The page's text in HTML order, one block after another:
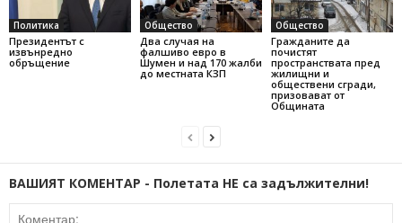
Политика
Президентът с
извънредно
обръщение
Общество
Два случая на
фалшиво евро в
Шумен и над 170 жалби
до местната КЗП
Общество
Гражданите да
почистят
пространствата пред
жилищни и
обществени сгради,
призовават от
Общината
ВАШИЯТ КОМЕНТАР - Полетата НЕ са задължителни!